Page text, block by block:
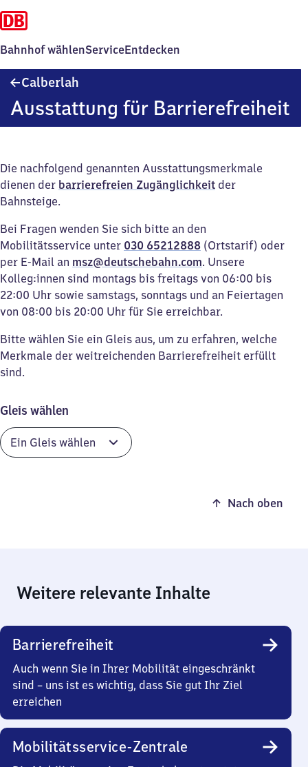
Bahnhof wählenServiceEntdecken
Calberlah
Ausstattung für Barrierefreiheit
Die nachfolgend genannten Ausstattungsmerkmale
dienen der barrierefreien Zugänglichkeit der
Bahnsteige.
Bei Fragen wenden Sie sich bitte an den
Mobilitätsservice unter 030 65212888 (Ortstarif) oder
per E-Mail an msz@deutschebahn.com. Unsere
Kolleg:innen sind montags bis freitags von 06:00 bis
22:00 Uhr sowie samstags, sonntags und an Feiertagen
von 08:00 bis 20:00 Uhr für Sie erreichbar.
Bitte wählen Sie ein Gleis aus, um zu erfahren, welche
Merkmale der weitreichenden Barrierefreiheit erfüllt
sind.
Gleis wählen
Nach oben
Weitere relevante Inhalte
Barrierefreiheit
Auch wenn Sie in Ihrer Mobilität eingeschränkt
sind – uns ist es wichtig, dass Sie gut Ihr Ziel
erreichen
Mobilitätsservice-Zentrale